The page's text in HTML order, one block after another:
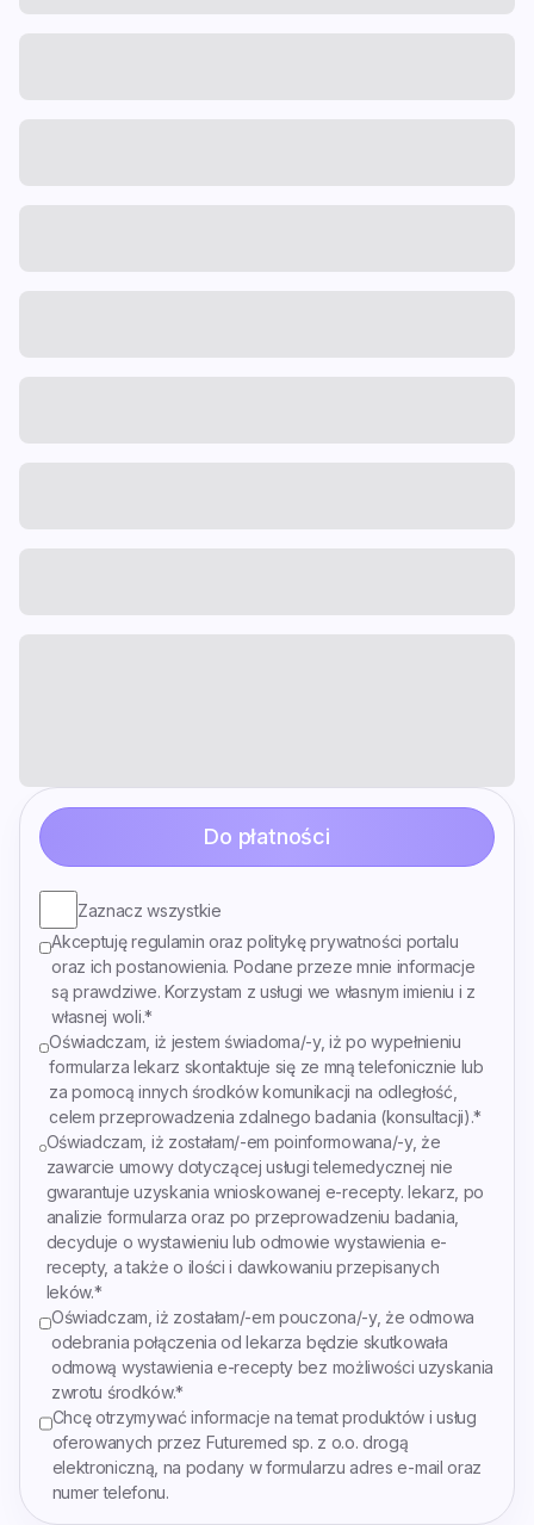
Do płatności
Zaznacz wszystkie
Akceptuję regulamin oraz politykę prywatności portalu
oraz ich postanowienia. Podane przeze mnie informacje
są prawdziwe. Korzystam z usługi we własnym imieniu i z
własnej woli.*
Oświadczam, iż jestem świadoma/-y, iż po wypełnieniu
formularza Iekarz skontaktuje się ze mną telefonicznie lub
za pomocą innych środków komunikacji na odległość,
celem przeprowadzenia zdalnego badania (konsultacji).*
Oświadczam, iż zostałam/-em poinformowana/-y, że
zawarcie umowy dotyczącej usługi telemedycznej nie
gwarantuje uzyskania wnioskowanej e-rесерty. Iekarz, po
analizie formularza oraz po przeprowadzeniu badania,
decyduje o wystawieniu lub odmowie wystawienia e-
rесерty, a także o ilości i dawkowaniu przepisanych
Ieków.*
Oświadczam, iż zostałam/-em pouczona/-y, że odmowa
odebrania połączenia od Iekarza będzie skutkowała
odmową wystawienia e-rесерty bez możliwości uzyskania
zwrotu środków.*
Chcę otrzymywać informacje na temat produktów i usług
oferowanych przez Futuremed sp. z o.o. drogą
elektroniczną, na podany w formularzu adres e-mail oraz
numer telefonu.